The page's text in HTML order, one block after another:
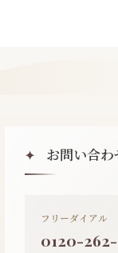
✦ お問い合わ
フリーダイアル
0120-